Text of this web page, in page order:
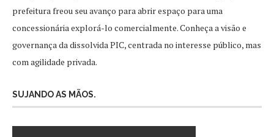
prefeitura freou seu avanço para abrir espaço para uma
concessionária explorá-lo comercialmente. Conheça a visão e
governança da dissolvida PIC, centrada no interesse público, mas
com agilidade privada.
SUJANDO AS MÃOS.